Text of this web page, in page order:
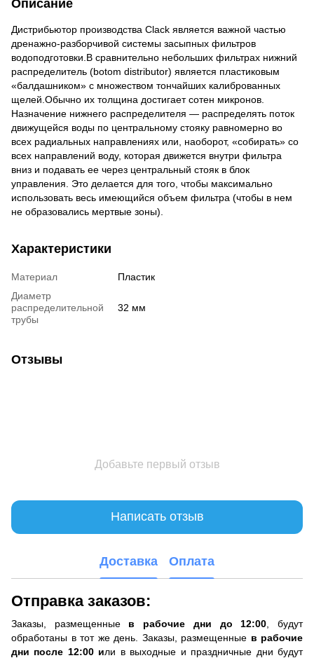
Описание
Дистрибьютор производства Clack является важной частью
дренажно-разборчивой системы засыпных фильтров
водоподготовки.В сравнительно небольших фильтрах нижний
распределитель (botom distributor) является пластиковым
«балдашником» с множеством тончайших калиброванных
щелей.Обычно их толщина достигает сотен микронов.
Назначение нижнего распределителя — распределять поток
движущейся воды по центральному стояку равномерно во
всех радиальных направлениях или, наоборот, «собирать» со
всех направлений воду, которая движется внутри фильтра
вниз и подавать ее через центральный стояк в блок
управления. Это делается для того, чтобы максимально
использовать весь имеющийся объем фильтра (чтобы в нем
не образовались мертвые зоны).
Характеристики
Материал
Пластик
Диаметр
распределительной
трубы
32 мм
Отзывы
Добавьте первый отзыв
Написать отзыв
Доставка Оплата
Отправка заказов:
Заказы, размещенные в рабочие дни до 12:00 , будут
обработаны в тот же день. Заказы, размещенные в рабочие
дни после 12:00 или в выходные и праздничные дни будут